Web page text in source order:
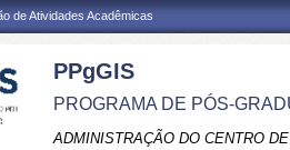
de Atividades Acadêmicas
PPgGIS
PROGRAMA DE PÓS-
ADMINISTRAÇÃO DO CENTRO